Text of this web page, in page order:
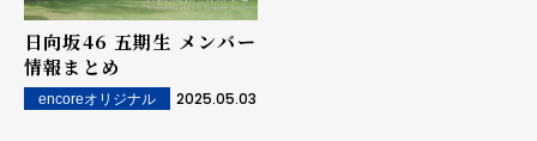
日向坂46 五期生 メンバー
情報まとめ
encoreオリジナル 2025.05.03